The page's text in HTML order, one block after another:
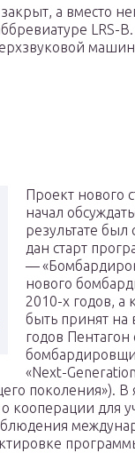
а вместо
LRS-
Проект нового
начал
результате
дан старт
—
нового
2010-х годов, а
быть принят на
годов
«Next-
поколения»). В
кооперации для